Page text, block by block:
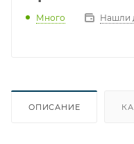
Много Нашли
ОПИСАНИЕ